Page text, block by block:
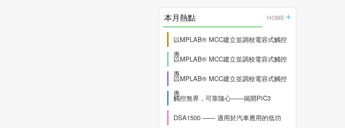
本月熱點 HOME
以MPLAB® MCC建立並調校電容式觸控
專
以MPLAB® MCC建立並調校電容式觸控
專
以MPLAB® MCC建立並調校電容式觸控
專
觸控無界，可靠隨心——揭開PIC3
DSA1500 —— 適用於汽車應用的低功